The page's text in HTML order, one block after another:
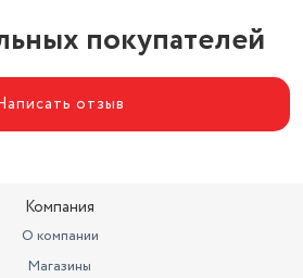
покупателей
отзыв
Компания
О компании
Магазины